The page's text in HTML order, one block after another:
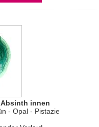
Absinth innen
- Opal - Pistazie